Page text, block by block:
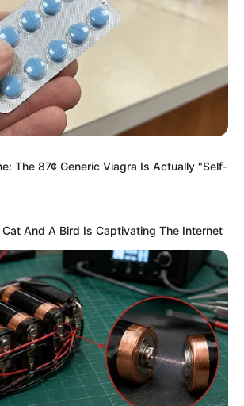
The 87¢ Generic Viagra Is Actually "Self-
And A Bird Is Captivating The Internet